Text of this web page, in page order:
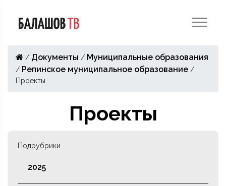
/ Документы / Муниципальные образования
/ Репинское муниципальное образование /
Проекты
Проекты
Подрубрики
2025